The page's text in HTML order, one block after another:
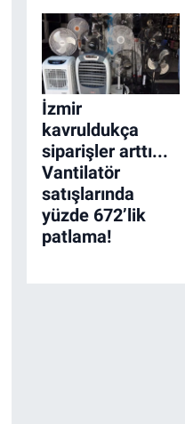
İzmir
kavruldukça
siparişler arttı...
Vantilatör
satışlarında
yüzde 672’lik
patlama!